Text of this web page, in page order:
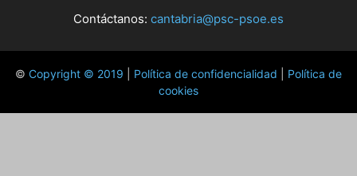
Contáctanos: cantabria@psc-psoe.es
© Copyright © 2019 Política de confidencialidad
Política de
cookies